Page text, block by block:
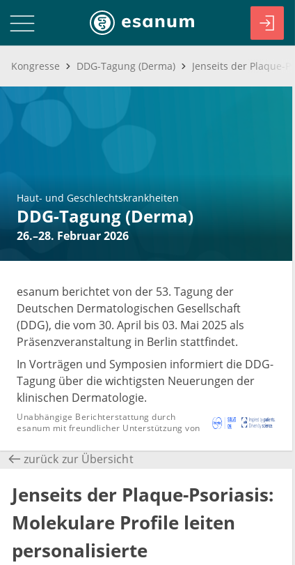
Kongresse DDG-Tagung (Derma)
Haut- und Geschlechtskrankheiten
DDG-Tagung (Derma)
26.–28. Februar 2026
esanum berichtet von der 53. Tagung der
Deutschen Dermatologischen Gesellschaft
(DDG), die vom 30. April bis 03. Mai 2025 als
Präsenzveranstaltung in Berlin stattfindet.
In Vorträgen und Symposien informiert die DDG-
Tagung über die wichtigsten Neuerungen der
klinischen Dermatologie.
Unabhängige Berichterstattung durch
esanum mit freundlicher Unterstützung von
zurück zur Übersicht
Jenseits der Plaque-Psoriasis:
Molekulare Profile leiten
personalisierte